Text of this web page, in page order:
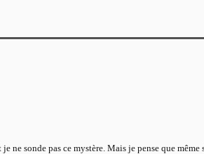
ne sonde pas ce mystère. Mais je pense que même